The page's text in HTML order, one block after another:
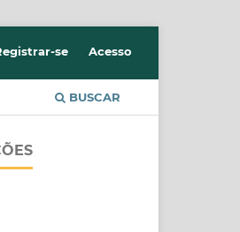
BUSCAR
se Acesso